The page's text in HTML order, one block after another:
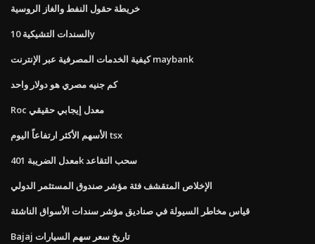
خريطة حقول النفط والغاز الروسية
السندات التشيكية 10y
كيفية الخدمات المصرفية عبر الإنترنت maybank
كم جنيه مصري هو دولار واحد
Roc معدل إيجابي حقيقي
الأسهم الأكثر ارتفاعاً اليوم tsx
معدل الضريبة 401k سحب التقاعد
الإخلاص المتقشف فئة مؤشر صندوق المستثمر الدولي
قياس مخاطر السيولة في صناديق مؤشر سندات الأسواق الناشئة
Bajaj تاريخ سعر سهم السيارات